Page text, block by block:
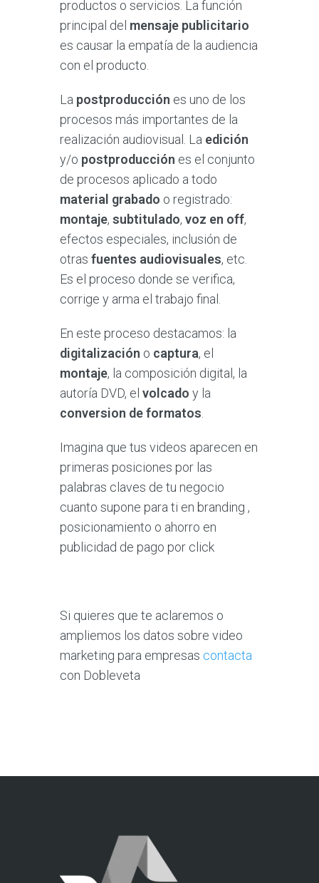
productos o servicios. La función
principal del mensaje publicitario
es causar la empatía de la audiencia
con el producto.
La postproducción es uno de los
procesos más importantes de la
realización audiovisual. La edición
y/o postproducción es el conjunto
de procesos aplicado a todo
material grabado o registrado:
montaje, subtitulado, voz en off,
efectos especiales, inclusión de
otras fuentes audiovisuales, etc.
Es el proceso donde se verifica,
corrige y arma el trabajo final.
En este proceso destacamos: la
digitalización o captura, el
montaje, la composición digital, la
autoría DVD, el volcado y la
conversion de formatos
Imagina que tus videos aparecen en
primeras posiciones por las
palabras claves de tu negocio
cuanto supone para ti en branding ,
posicionamiento o ahorro en
publicidad de pago por click
Si quieres que te aclaremos o
ampliemos los datos sobre video
marketing para empresas contacta
con Dobleveta